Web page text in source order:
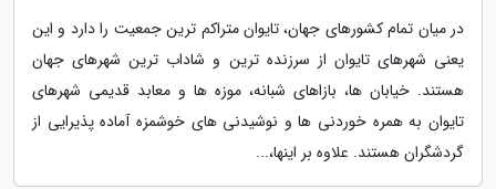
در میان تمام کشورهای جهان، تایوان متراکم ترین جمعیت را دارد و این
یعنی شهرهای تایوان از سرزنده ترین و شاداب ترین شهرهای جهان
هستند. خیابان ها، بازاهای شبانه، موزه ها و معابد قدیمی شهرهای
تایوان به همره خوردنی ها و نوشیدنی های خوشمزه آماده پذیرایی از
گردشگران هستند. علاوه بر اینها،...